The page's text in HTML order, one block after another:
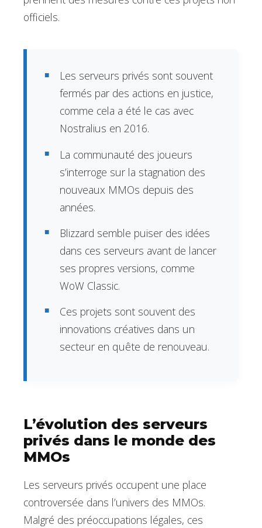
officiels.
Les serveurs privés sont souvent
fermés par des actions en justice,
comme cela a été le cas avec
Nostralius en 2016.
La communauté des joueurs
s’interroge sur la stagnation des
nouveaux MMOs depuis des
années.
Blizzard semble puiser des idées
dans ces serveurs avant de lancer
ses propres versions, comme
WoW Classic.
Ces projets sont souvent des
innovations créatives dans un
secteur en quête de renouveau.
L’évolution des serveurs
privés dans le monde des
MMOs
Les serveurs privés occupent une place
controversée dans l’univers des MMOs.
Malgré des préoccupations légales, ces